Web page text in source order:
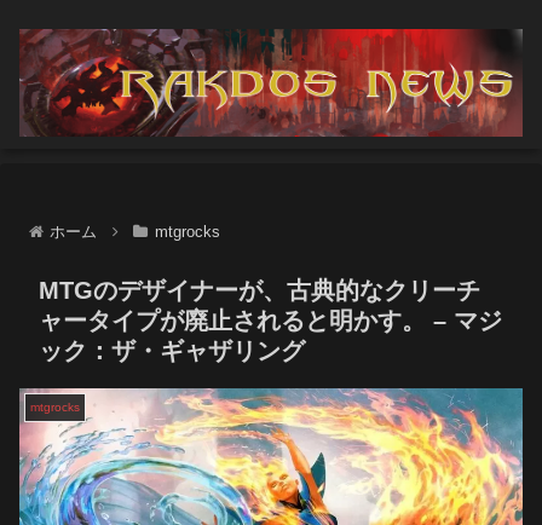
ホーム mtgrocks
MTGのデザイナーが、古典的なクリーチ
ャータイプが廃止されると明かす。 – マジ
ック：ザ・ギャザリング
mtgrocks